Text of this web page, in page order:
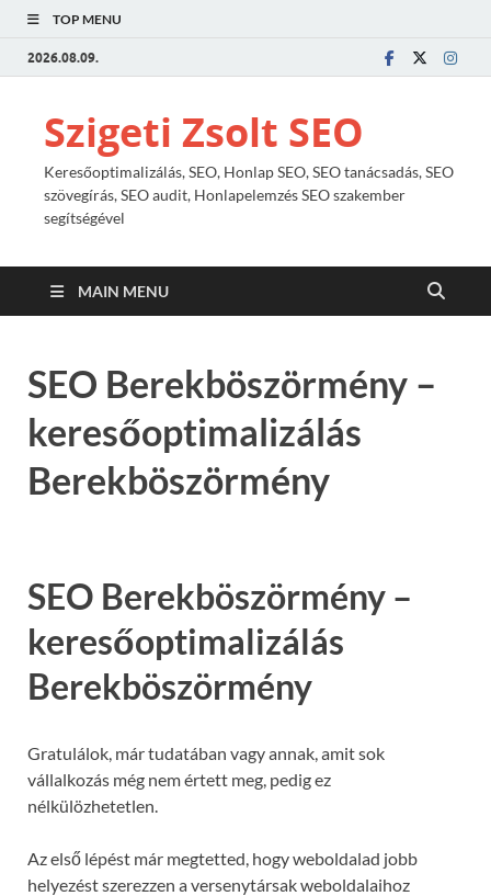
TOP MENU
2026.08.09.
Szigeti Zsolt SEO
Keresőoptimalizálás, SEO, Honlap SEO, SEO tanácsadás, SEO
szövegírás, SEO audit, Honlapelemzés SEO szakember
segítségével
MAIN MENU
SEO Berekböszörmény –
keresőoptimalizálás
Berekböszörmény
SEO Berekböszörmény –
keresőoptimalizálás
Berekböszörmény
Gratulálok, már tudatában vagy annak, amit sok
vállalkozás még nem értett meg, pedig ez
nélkülözhetetlen.
Az első lépést már megtetted, hogy weboldalad jobb
helyezést szerezzen a versenytársak weboldalaihoz